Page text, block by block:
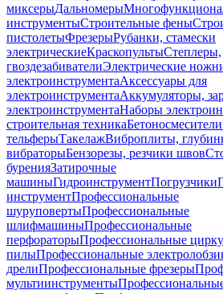
миксерыДальномеры
инструментыСтроительные фены
пистолетыФрезерыРубанки, стамески
электрическиеКраскопультыСтеплеры,
гвоздезабивателиЭлектрические
электроинструментаАксессуары для
электроинструментаАккумуляторы,
электроинструментаНаборы
строительная техникаБетоносмесители
тельферыТакелажВиброплиты,
вибраторыБензорезы, резчики швов
буренияЗатирочные
машиныГидроинструментПогрузчики
инструментПрофессиональные
шуруповертыПрофессиональные
шлифмашиныПрофессиональные
перфораторыПрофессиональные
пилыПрофессиональные
дрелиПрофессиональные фрезеры
мультиинструменты